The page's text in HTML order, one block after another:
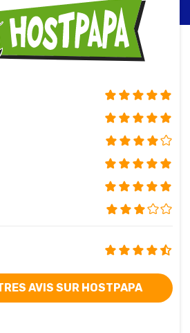
AVIS SUR HOSTPAPA